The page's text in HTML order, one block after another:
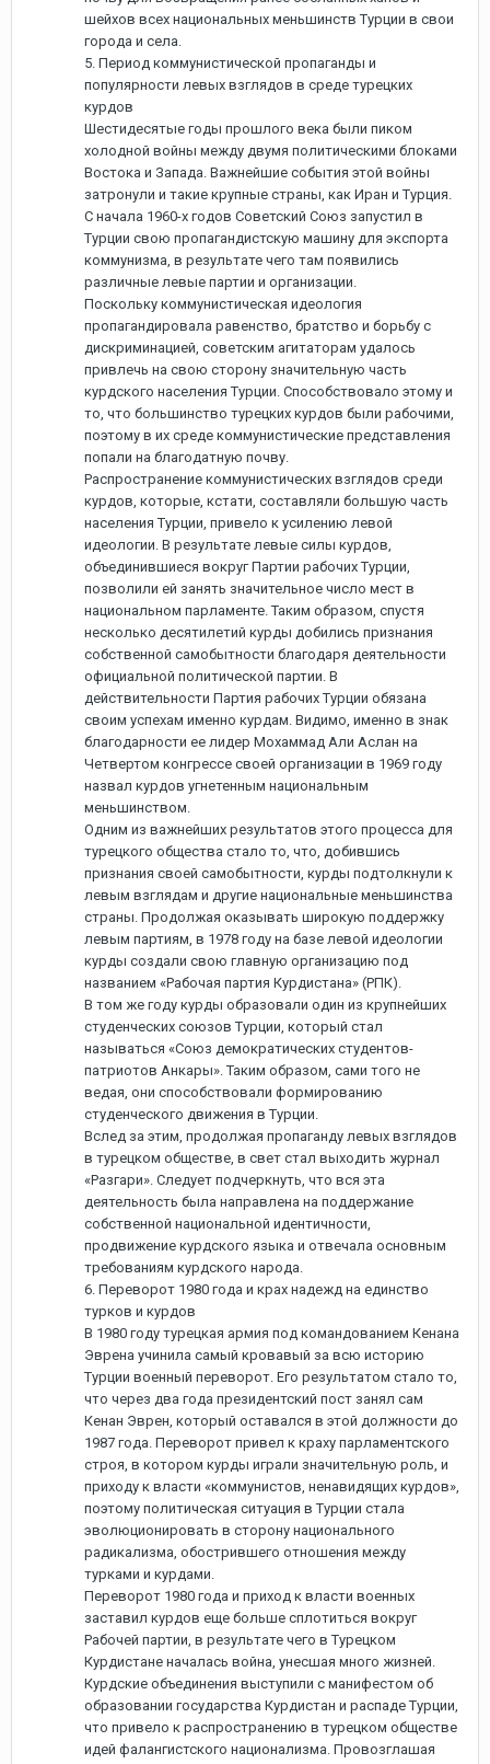
шейхов всех национальных меньшинств Турции в свои
города и села.
5. Период коммунистической пропаганды и
популярности левых взглядов в среде турецких
курдов
Шестидесятые годы прошлого века были пиком
холодной войны между двумя политическими блоками
Востока и Запада. Важнейшие события этой войны
затронули и такие крупные страны, как Иран и Турция.
С начала 1960-х годов Советский Союз запустил в
Турции свою пропагандистскую машину для экспорта
коммунизма, в результате чего там появились
различные левые партии и организации.
Поскольку коммунистическая идеология
пропагандировала равенство, братство и борьбу с
дискриминацией, советским агитаторам удалось
привлечь на свою сторону значительную часть
курдского населения Турции. Способствовало этому и
то, что большинство турецких курдов были рабочими,
поэтому в их среде коммунистические представления
попали на благодатную почву.
Распространение коммунистических взглядов среди
курдов, которые, кстати, составляли большую часть
населения Турции, привело к усилению левой
идеологии. В результате левые силы курдов,
объединившиеся вокруг Партии рабочих Турции,
позволили ей занять значительное число мест в
национальном парламенте. Таким образом, спустя
несколько десятилетий курды добились признания
собственной самобытности благодаря деятельности
официальной политической партии. В
действительности Партия рабочих Турции обязана
своим успехам именно курдам. Видимо, именно в знак
благодарности ее лидер Мохаммад Али Аслан на
Четвертом конгрессе своей организации в 1969 году
назвал курдов угнетенным национальным
меньшинством.
Одним из важнейших результатов этого процесса для
турецкого общества стало то, что, добившись
признания своей самобытности, курды подтолкнули к
левым взглядам и другие национальные меньшинства
страны. Продолжая оказывать широкую поддержку
левым партиям, в 1978 году на базе левой идеологии
курды создали свою главную организацию под
названием «Рабочая партия Курдистана» (РПК).
В том же году курды образовали один из крупнейших
студенческих союзов Турции, который стал
называться «Союз демократических студентов-
патриотов Анкары». Таким образом, сами того не
ведая, они способствовали формированию
студенческого движения в Турции.
Вслед за этим, продолжая пропаганду левых взглядов
в турецком обществе, в свет стал выходить журнал
«Разгари». Следует подчеркнуть, что вся эта
деятельность была направлена на поддержание
собственной национальной идентичности,
продвижение курдского языка и отвечала основным
требованиям курдского народа.
6. Переворот 1980 года и крах надежд на единство
турков и курдов
В 1980 году турецкая армия под командованием Кенана
Эврена учинила самый кровавый за всю историю
Турции военный переворот. Его результатом стало то,
что через два года президентский пост занял сам
Кенан Эврен, который оставался в этой должности до
1987 года. Переворот привел к краху парламентского
строя, в котором курды играли значительную роль, и
приходу к власти «коммунистов, ненавидящих курдов»,
поэтому политическая ситуация в Турции стала
эволюционировать в сторону национального
радикализма, обострившего отношения между
турками и курдами.
Переворот 1980 года и приход к власти военных
заставил курдов еще больше сплотиться вокруг
Рабочей партии, в результате чего в Турецком
Курдистане началась война, унесшая много жизней.
Курдские объединения выступили с манифестом об
образовании государства Курдистан и распаде Турции,
что привело к распространению в турецком обществе
идей фалангистского национализма. Провозглашая